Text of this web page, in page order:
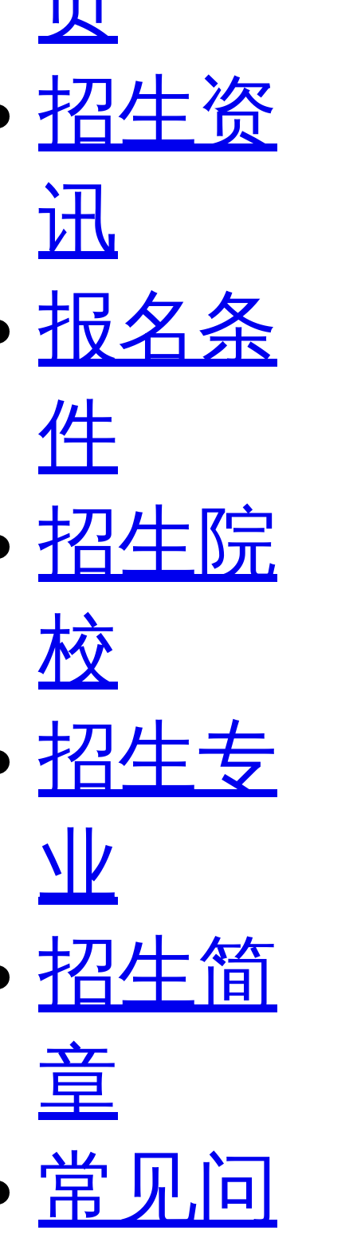
招生资
讯
报名条
件
招生院
校
招生专
业
招生简
章
常见问